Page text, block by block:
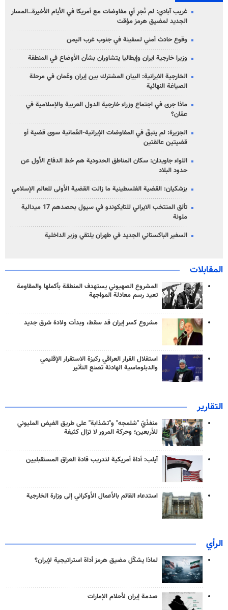
غريب آبادي: لم نُجرِ أي مفاوضات مع أمريكا في الأيام الأخيرة..المسار
الجديد لمضيق هرمز مؤقت
وقوع حادث أمني لسفينة في جنوب غرب اليمن
وزيرا خارجية ايران وإيطاليا يتشاوران بشأن الأوضاع في المنطقة
الخارجية الايرانية: البيان المشترك بين إيران وعُمان في مرحلة
الصياغة النهائية
ماذا جرى في اجتماع وزراء خارجية الدول العربية والإسلامية في
عمّان؟
الجزيرة: لم يتبقّ في المفاوضات الإيرانية-العُمانية سوى قضية أو
قضيتين عالقتين
اللواء جاويدان: سكان المناطق الحدودية هم خط الدفاع الأول عن
حدود البلاد
بزشكيان: القضية الفلسطينية ما زالت القضية الأولى للعالم الإسلامي
تألق المنتخب الايراني للتايكوندو في سيول بحصدهم 17 ميدالية
ملونة
السفير الباكستاني الجديد في طهران يلتقي وزير الداخلية
المقابلات
المشروع الصهيوني يستهدف المنطقة بأكملها والمقاومة
تعيد رسم معادلة المواجهة
مشروع كسر إيران قد سقط، وبدأت ولادة شرق جديد
استقلال القرار العراقي ركيزة الاستقرار الإقليمي
والدبلوماسية الهادئة تصنع التأثير
التقارير
منفذَيّ "شلمجه" و"تشذابة" على طريق الفيض المليوني
للأربعين؛ وحركة المرور لا تزال كثيفة
آيلب: أداة أمريكية لتدريب قادة العراق المستقبليين
استدعاء القائم بالأعمال الأوكراني إلى وزارة الخارجية
الرأي
لماذا يشكّل مضيق هرمز أداة استراتيجية لإيران؟
صدمة إيران لأحلام الإمارات